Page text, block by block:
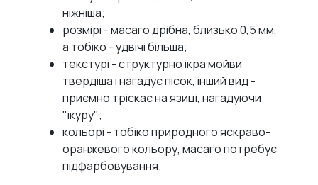
ніжніша;
розмірі - масаго дрібна, близько 0,5 мм,
а тобіко - удвічі більша;
текстурі - структурно ікра мойви
твердіша і нагадує пісок, інший вид -
приємно тріскає на язиці, нагадуючи
"ікуру";
кольорі - тобіко природного яскраво-
оранжевого кольору, масаго потребує
підфарбовування.